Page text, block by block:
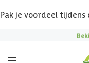
Pak je voordeel tijdens